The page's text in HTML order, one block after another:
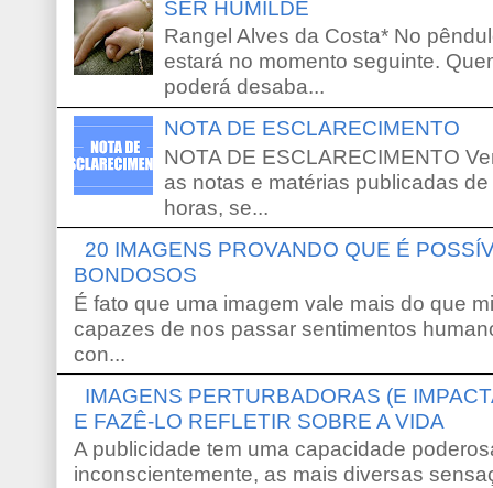
SER HUMILDE
Rangel Alves da Costa* No
estará no momento seguinte.
poderá desaba...
NOTA DE ESCLARECIMENTO
NOTA DE ESCLARECIMENTO
as notas e matérias publicadas
horas, se...
20 IMAGENS PROVANDO QUE É
BONDOSOS
É fato que uma imagem vale mais do que
capazes de nos passar sentimentos
con...
IMAGENS PERTURBADORAS (E
E FAZÊ-LO REFLETIR SOBRE A VIDA
A publicidade tem uma capacidade
inconscientemente, as mais diversas